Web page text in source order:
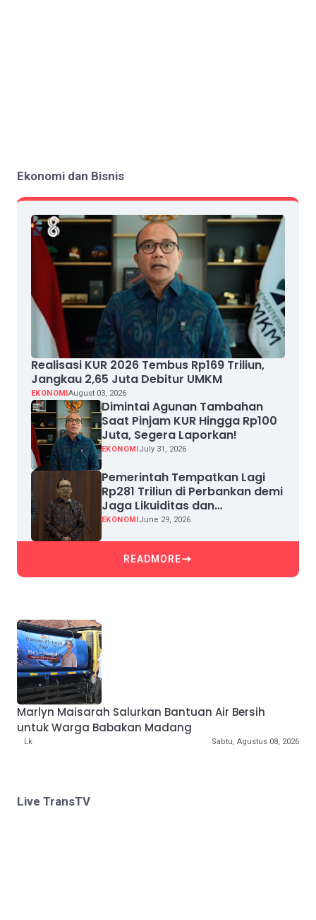
Ekonomi dan Bisnis
Realisasi KUR 2026 Tembus Rp169 Triliun,
Jangkau 2,65 Juta Debitur UMKM
EKONOMIAugust 03, 2026
Dimintai Agunan Tambahan
Saat Pinjam KUR Hingga Rp100
Juta, Segera Laporkan!
EKONOMIJuly 31, 2026
Pemerintah Tempatkan Lagi
Rp281 Triliun di Perbankan demi
Jaga Likuiditas dan
Pertumbuhan Kredit
EKONOMIJune 29, 2026
READMORE
Marlyn Maisarah Salurkan Bantuan Air Bersih
untuk Warga Babakan Madang
Lk Sabtu, Agustus 08, 2026
Live TransTV